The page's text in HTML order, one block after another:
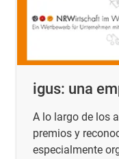
igus: una
A lo largo de los
premios y
especialmente